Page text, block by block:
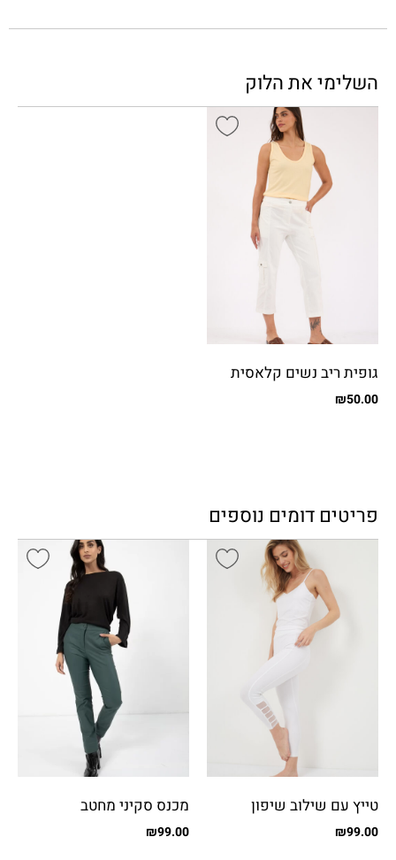
השלימי את הלוק
גופית ריב נשים קלאסית
₪50.00
פריטים דומים נוספים
טייץ עם שילוב שיפון
₪99.00
מכנס סקיני מחטב
₪99.00